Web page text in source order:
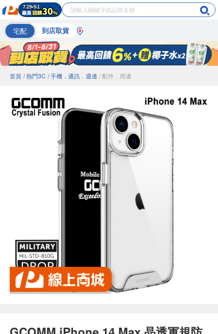
宅配 到店取貨
首頁 / 熱門3C / 手機．通訊．週邊 / 配件．周邊